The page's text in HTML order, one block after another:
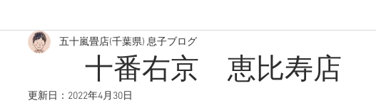
十番右京 恵比寿店
五十嵐畳店(千葉県) 息子ブログ
更新日： 2022年4月30日